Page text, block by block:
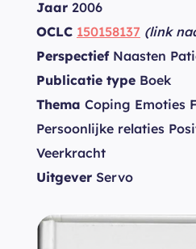
Jaar 2006
OCLC 150158137 (link
PerspectiefNaasten
Publicatie type Boek
Thema Coping Emoties
Persoonlijke relaties
Veerkracht
Uitgever Servo